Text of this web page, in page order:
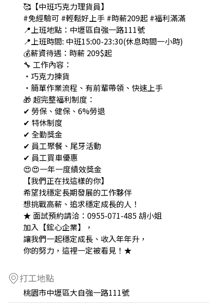
🥰【中班巧克力理貨員】
#免經驗可 #輕鬆好上手 #時薪209起 #福利滿滿
📍上班地點：中壢區自強一路111號
📍上班時間: 中班15:00-23:30(休息時間一小時)
💰薪資待遇：時薪 209$起
🔧 工作內容：
・巧克力揀貨
・簡單作業流程、有前輩帶領、快速上手
🎁 超完整福利制度：
✔ 勞保、健保、6%勞退
✔ 特休制度
✔ 全勤獎金
✔ 員工聚餐、尾牙活動
✔ 員工買車優惠
😍😍一年一度績效獎金
【我們正在找這樣的你】
希望找穩定長期發展的工作夥伴
想挑戰高薪、追求穩定成長的人！
★ 面試預約請洽：0955-071-485 胡小姐
加入【鋐心企業】，
讓我們一起穩定成長、收入年年升，
你的努力，這裡一定被看見！★
打工地點
桃園市中壢區大自強一路111號